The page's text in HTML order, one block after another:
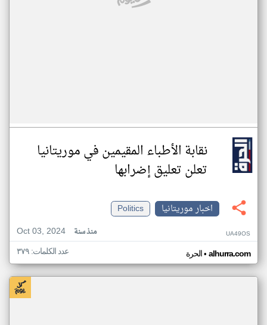
نقابة الأطباء المقيمين في موريتانيا
تعلن تعليق إضرابها
اخبار موريتانيا
Politics
Oct 03, 2024
منذ سنة UA49OS
الحرة• alhurra.com عدد الكلمات: ٣٧٩